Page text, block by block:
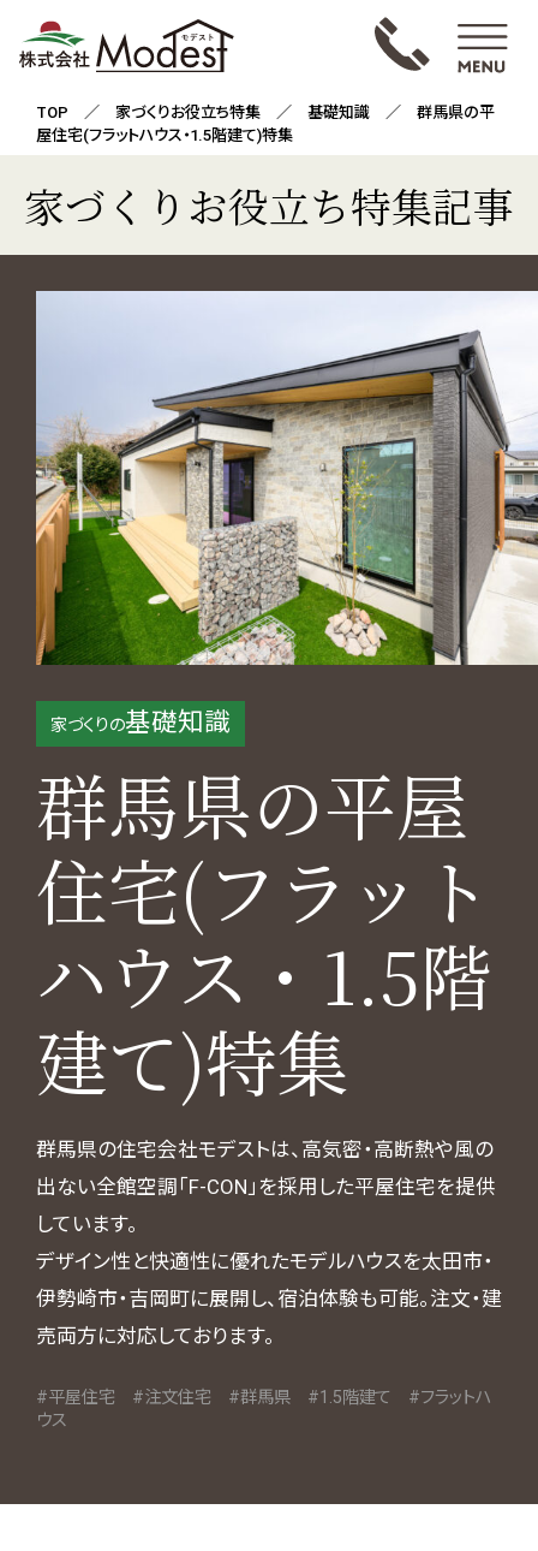
TOP ／ 家づくりお役立ち特集 ／基礎知識 ／ 群馬県の平
屋住宅(フラットハウス・1.5階建て)特集
家づくりお役立ち特集記事
家づくりの基礎知識
群馬県の平屋
住宅(フラット
ハウス・1.5階
建て)特集
群馬県の住宅会社モデストは、高気密・高断熱や風の
出ない全館空調「F-CON」を採用した平屋住宅を提供
しています。
デザイン性と快適性に優れたモデルハウスを太田市・
伊勢崎市・吉岡町に展開し、宿泊体験も可能。注文・建
売両方に対応しております。
#平屋住宅 #注文住宅 #群馬県 #1.5階建て #フラットハ
ウス